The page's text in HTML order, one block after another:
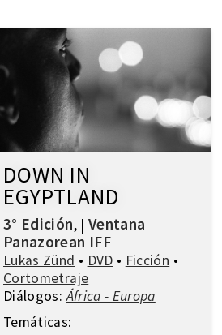
DOWN IN
EGYPTLAND
3° Edición, | Ventana
Panazorean IFF
Lukas Zünd • DVD • Ficción •
Cortometraje
Diálogos:África - Europa
Temáticas: